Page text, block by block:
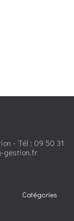
- Tél : 09 50 31
gestion.fr
Catégories